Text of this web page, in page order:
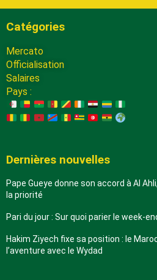
Catégories
Mercato
Officialisation
Salaires
Pays :
Dernières nouvelles
Pape Gueye donne son accord à Al
la priorité
Pari du jour : Sur quoi parier le week-
Hakim Ziyech fixe sa position : le
l’aventure avec le Wydad